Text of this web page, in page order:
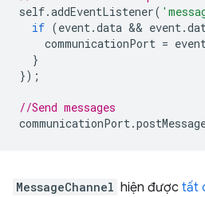
self.addEventListener(
if (event.data && event.
communicationPort =
}
});
//Send messages
communicationPort.
MessageChannel hiện được tất